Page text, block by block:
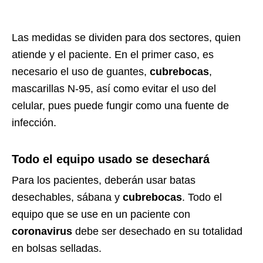
Las medidas se dividen para dos sectores, quien
atiende y el paciente. En el primer caso, es
necesario el uso de guantes, cubrebocas,
mascarillas N-95, así como evitar el uso del
celular, pues puede fungir como una fuente de
infección.
Todo el equipo usado se desechará
Para los pacientes, deberán usar batas
desechables, sábana y cubrebocas. Todo el
equipo que se use en un paciente con
coronavirus debe ser desechado en su totalidad
en bolsas selladas.